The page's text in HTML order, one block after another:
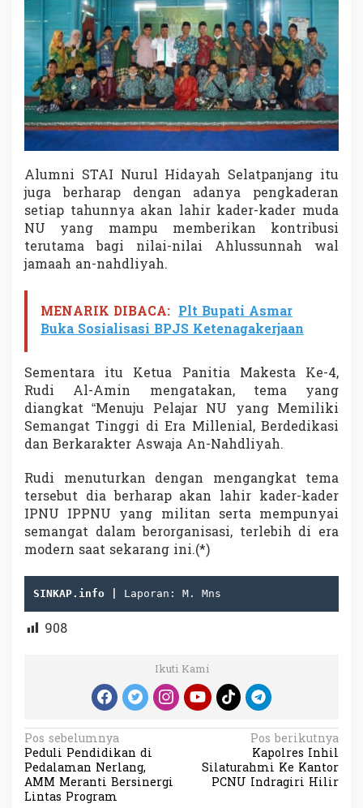
Alumni STAI Nurul Hidayah Selatpanjang itu
juga berharap dengan adanya pengkaderan
setiap tahunnya akan lahir kader-kader muda
NU yang mampu memberikan kontribusi
terutama bagi nilai-nilai Ahlussunnah wal
jamaah an-nahdliyah.
MENARIK DIBACA: Plt Bupati Asmar
Buka Sosialisasi BPJS Ketenagakerjaan
Sementara itu Ketua Panitia Makesta Ke-4,
Rudi Al-Amin mengatakan, tema yang
diangkat “Menuju Pelajar NU yang Memiliki
Semangat Tinggi di Era Millenial, Berdedikasi
dan Berkarakter Aswaja An-Nahdliyah.
Rudi menuturkan dengan mengangkat tema
tersebut dia berharap akan lahir kader-kader
IPNU IPPNU yang militan serta mempunyai
semangat dalam berorganisasi, terlebih di era
modern saat sekarang ini.(*)
SINKAP.info | Laporan: M. Mns
908
Ikuti Kami
N
a
v
Pos sebelumnya
Peduli Pendidikan di
Pedalaman Nerlang,
AMM Meranti Bersinergi
Lintas Program
Pos berikutnya
Kapolres Inhil
Silaturahmi Ke Kantor
PCNU Indragiri Hilir